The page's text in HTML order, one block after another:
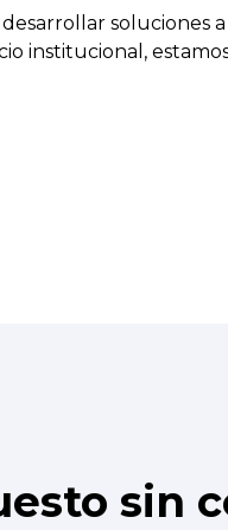
soluciones
institucional,
sin